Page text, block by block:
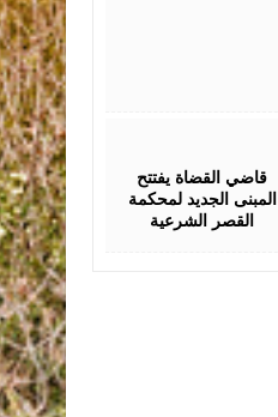
قاضي القضاة يفتتح
المبنى الجديد لمحكمة
القصر الشرعية